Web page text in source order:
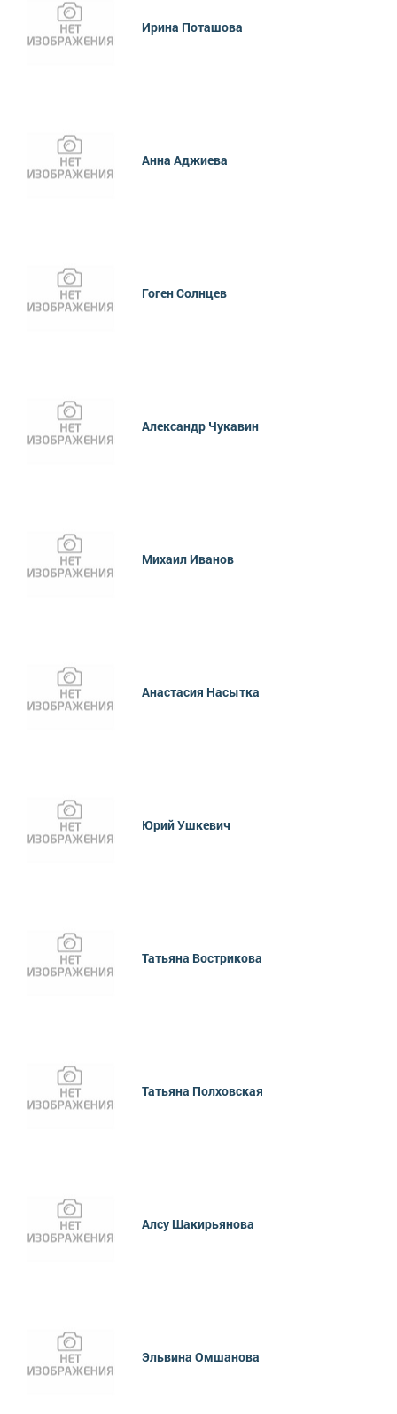
Ирина Поташова
Анна Аджиева
Гоген Солнцев
Александр Чукавин
Михаил Иванов
Анастасия Насытка
Юрий Ушкевич
Татьяна Вострикова
Татьяна Полховская
Алсу Шакирьянова
Эльвина Омшанова